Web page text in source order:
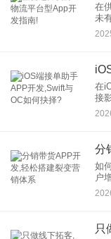
在
未
信
此
在
接
性
比
分
如
户
带
善